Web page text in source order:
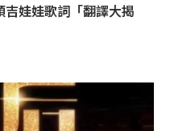
娃娃歌詞「翻譯大揭